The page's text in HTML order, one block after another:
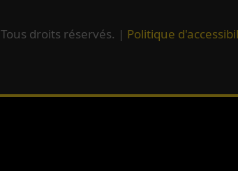
Tous droits réservés. | Politique